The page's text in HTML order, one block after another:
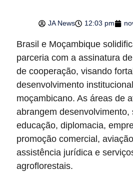
JA News 12:03 pm
Brasil e Moçambique
parceria com a assinatura
de cooperação, visando
desenvolvimento institucional
moçambicano. As áreas de
abrangem desenvolvimento,
educação, diplomacia,
promoção comercial,
assistência jurídica e
agroflorestais.